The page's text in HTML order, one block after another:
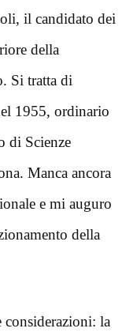
il candidato dei
della
Si tratta di
1955, ordinario
di Scienze
Manca ancora
e mi auguro
della
la